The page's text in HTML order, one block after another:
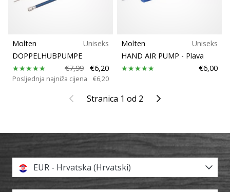
Molten
Uniseks
DOPPELHUBPUMPE
€7,99
€6,20
Posljednja najniža cijena €6,20
Molten
Uniseks
HAND AIR PUMP - Plava
€6,00
Prethodni
Stranica 1 od 2 Sljedeći
EUR - Hrvatska (Hrvatski)